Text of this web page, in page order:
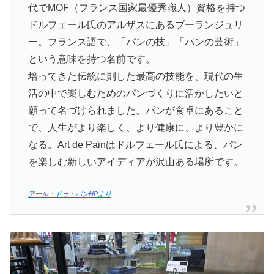
代でMOF（フランス国家最優秀職人）資格を持つ
ドルフェール氏のアルザスにあるブーランジュリ
ー。フランス語で、「パンの技」「パンの芸術」
という意味を持つ名前です。
培ってきた伝統に則した最高の技能を、現代の生
活の中で楽しむためのパンづくりに活かしたいと
願って名づけられました。パンが食卓にあること
で、人生がより楽しく、より健康に、より豊かに
なる。Art de Painはドルフェール氏による、パン
を楽しむ新しいアイディアが沢山ある場所です。
アール・ドゥ・パンHPより